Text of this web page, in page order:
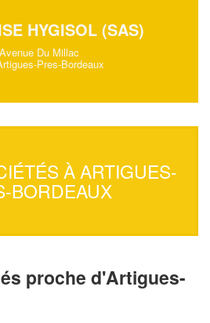
HYGISOL (SAS)
Du Millac
Pres-Bordeaux
À ARTIGUES-
BORDEAUX
proche d'Artigues-